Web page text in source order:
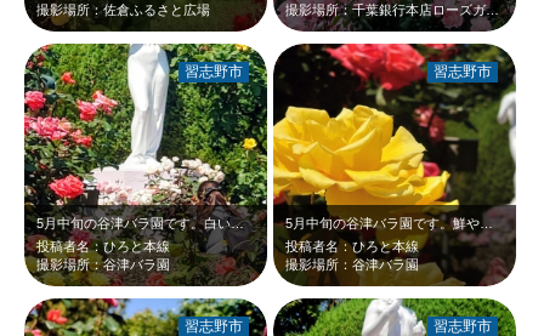
撮影場所：佐倉ふるさと広場
撮影場所：千葉銀行本店ローズガーデン
5月中旬の谷津バラ園です。白いビーナス像周りの赤や黄、そしてオレンジのバラが、…
投稿者名：ひろと本線
撮影場所：谷津バラ園
習志野市
5月中旬の谷津バラ園です。鮮やかな黄色と赤のバラが、白いビーナス像と新緑に映え…
投稿者名：ひろと本線
撮影場所：谷津バラ園
習志野市
習志野市 習志野市